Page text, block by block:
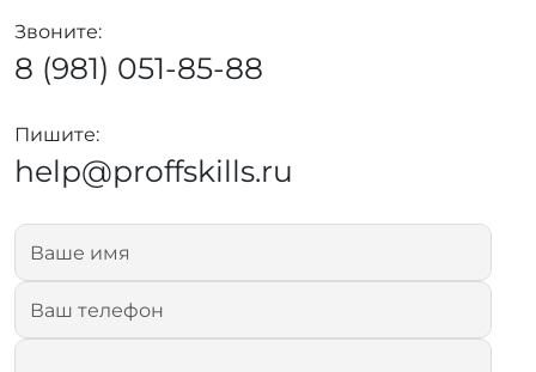
Звоните:
8 (981) 051-85-88
Пишите:
help@proffskills.ru